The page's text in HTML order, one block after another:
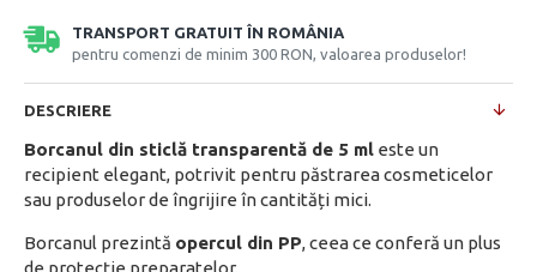
TRANSPORT GRATUIT ÎN ROMÂNIA
pentru comenzi de minim 300 RON, valoarea produselor!
DESCRIERE
Borcanul din sticlă transparentă de 5 ml este un
recipient elegant, potrivit pentru păstrarea cosmeticelor
sau produselor de îngrijire în cantități mici.
Borcanul prezintă opercul din PP, ceea ce conferă un plus
de protecție preparatelor.